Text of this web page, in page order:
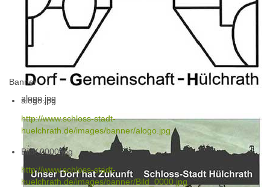
alogo.jpg
Banner
alogo.jpg
http://www.schloss-stadt-
huelchrath.de/images/banner/alogo.jpg
Bild_0000.jpg
http://www.schloss-stadt-
huelchrath.de/images/banner/Bild_0000.jpg